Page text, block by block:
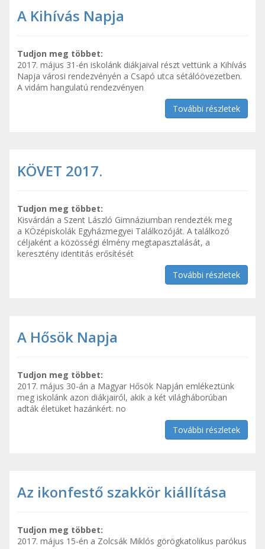
A Kihívás Napja
Tudjon meg többet:
2017. május 31-én iskolánk diákjaival részt vettünk a Kihívás
Napja városi rendezvényén a Csapó utca sétálóövezetben.
A vidám hangulatú rendezvényen
További részletek
KÖVET 2017.
Tudjon meg többet:
Kisvárdán a Szent László Gimnáziumban rendezték meg
a KÖzépiskolák Egyházmegyei Találkozóját. A találkozó
céljaként a közösségi élmény megtapasztalását, a
keresztény identitás erősítését
További részletek
A Hősök Napja
Tudjon meg többet:
2017. május 30-án a Magyar Hősök Napján emlékeztünk
meg iskolánk azon diákjairól, akik a két világháborúban
adták életüket hazánkért. no
További részletek
Az ikonfestő szakkör kiállítása
Tudjon meg többet:
2017. május 15-én a Zolcsák Miklós görögkatolikus parókus